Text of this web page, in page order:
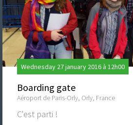
Wednesday 27 january 2016 à 12h00
Boarding gate
Aéroport de Paris-Orly, Orly, France
C'est parti !